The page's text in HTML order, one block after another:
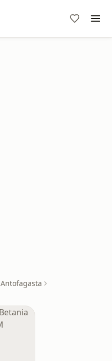
Antofagasta